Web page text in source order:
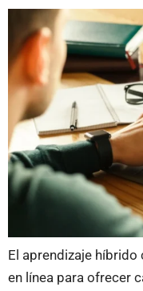
El aprendizaje
en línea para ofrecer